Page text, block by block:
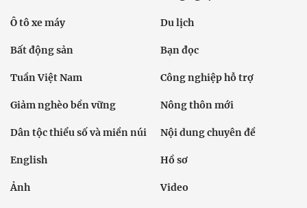
Ô tô xe máy Du lịch
Bất động sản Bạn đọc
Tuần Việt Nam Công nghiệp hỗ trợ
Giảm nghèo bền vững Nông thôn mới
Dân tộc thiểu số và miền núi Nội dung chuyên đề
English Hồ sơ
Ảnh Video